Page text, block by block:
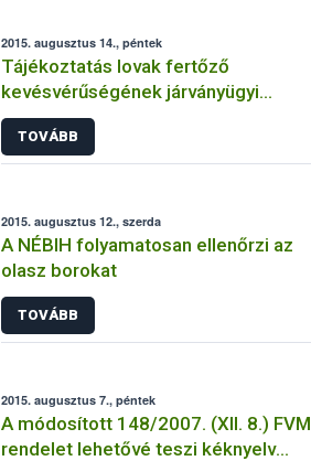
2015. augusztus 14., péntek
Tájékoztatás lovak fertőző
kevésvérűségének járványügyi
helyzetéről 2. – 2015. augusztus
TOVÁBB
2015. augusztus 12., szerda
A NÉBIH folyamatosan ellenőrzi az
olasz borokat
TOVÁBB
2015. augusztus 7., péntek
A módosított 148/2007. (XII. 8.) FVM
rendelet lehetővé teszi kéknyelv